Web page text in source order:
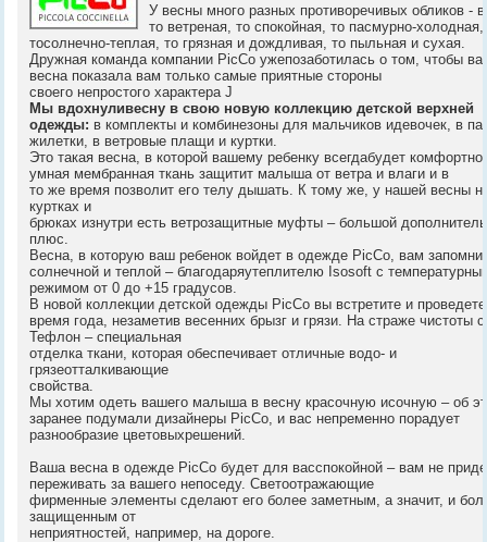
У весны много разных противоречивых обликов -
то ветреная, то спокойная, то пасмурно-холодная,
тосолнечно-теплая, то грязная и дождливая, то пыльная и сухая.
Дружная команда компании PicCo ужепозаботилась о том, чтобы
весна показала вам только самые приятные стороны
своего непростого характера J
Мы вдохнуливесну в свою новую коллекцию детской верхней
одежды: в комплекты и комбинезоны для мальчиков идевочек, в
жилетки, в ветровые плащи и куртки.
Это такая весна, в которой вашему ребенку всегдабудет
умная мембранная ткань защитит малыша от ветра и влаги и в
то же время позволит его телу дышать. К тому же, у нашей весны
куртках и
брюках изнутри есть ветрозащитные муфты – большой
плюс.
Весна, в которую ваш ребенок войдет в одежде PicCo, вам
солнечной и теплой – благодаряутеплителю Isosoft с
режимом от 0 до +15 градусов.
В новой коллекции детской одежды PicCo вы встретите и
время года, незаметив весенних брызг и грязи. На страже чистоты
Тефлон – специальная
отделка ткани, которая обеспечивает отличные водо- и
грязеотталкивающие
свойства.
Мы хотим одеть вашего малыша в весну красочную исочную – об
заранее подумали дизайнеры PicCo, и вас непременно порадует
разнообразие цветовыхрешений.
Ваша весна в одежде PicCo будет для васспокойной – вам не
переживать за вашего непоседу. Светоотражающие
фирменные элементы сделают его более заметным, а значит, и
защищенным от
неприятностей, например, на дороге.